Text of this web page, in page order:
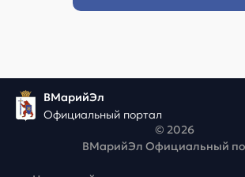
ВМарийЭл
Официальный портал
© 2026
ВМарийЭл Официальный